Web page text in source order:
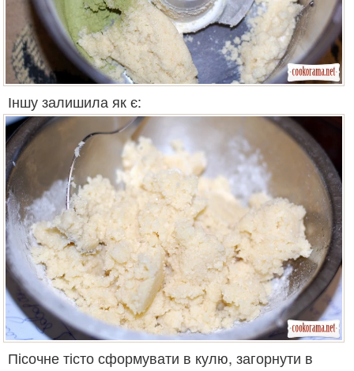
Іншу залишила як є:
Пісочне тісто сформувати в кулю, загорнути в